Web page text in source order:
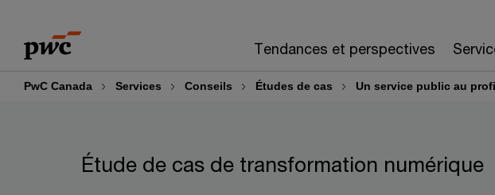
content
footer
Tendances et perspectives
PwC Canada Services Conseils Études de cas Un service public au
Étude de cas de transformation numérique